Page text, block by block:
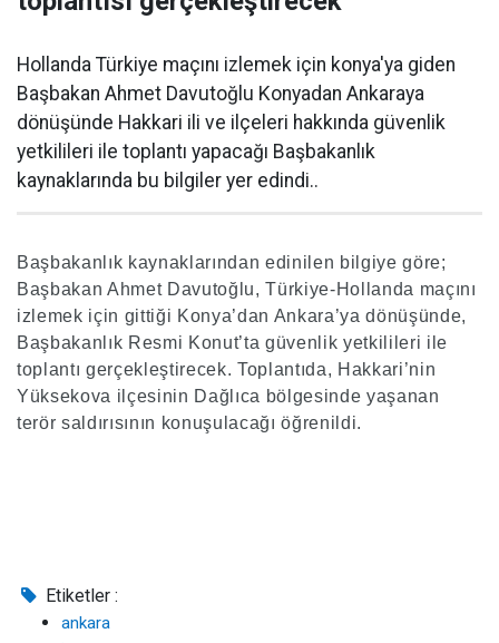
Hollanda Türkiye maçını izlemek için konya'ya giden
Başbakan Ahmet Davutoğlu Konyadan Ankaraya
dönüşünde Hakkari ili ve ilçeleri hakkında güvenlik
yetkilileri ile toplantı yapacağı Başbakanlık
kaynaklarında bu bilgiler yer edindi..
Başbakanlık kaynaklarından edinilen bilgiye göre;
Başbakan Ahmet Davutoğlu, Türkiye-Hollanda maçını
izlemek için gittiği Konya’dan Ankara’ya dönüşünde,
Başbakanlık Resmi Konut’ta güvenlik yetkilileri ile
toplantı gerçekleştirecek. Toplantıda, Hakkari’nin
Yüksekova ilçesinin Dağlıca bölgesinde yaşanan
terör saldırısının konuşulacağı öğrenildi.
Etiketler :
ankara